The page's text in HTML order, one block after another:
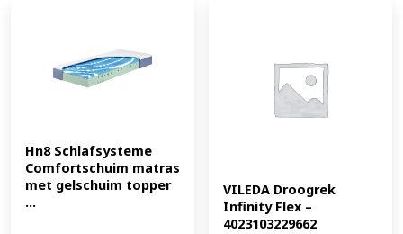
Hn8 Schlafsysteme
Comfortschuim matras
met gelschuim topper
...
VILEDA Droogrek
Infinity Flex –
4023103229662